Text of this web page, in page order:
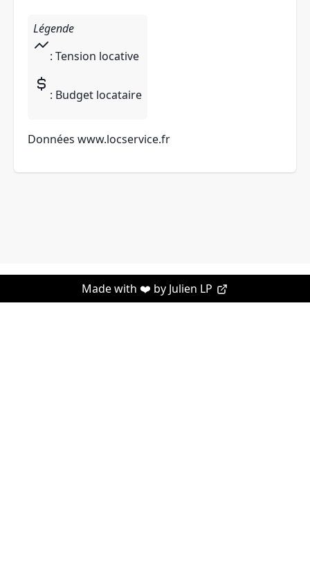
Légende
: Tension locative
: Budget locataire
Données www.locservice.fr
Made with ❤️ by Julien LP